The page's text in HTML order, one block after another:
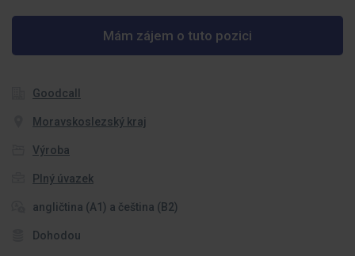
Mám zájem o tuto pozici
Goodcall
Moravskoslezský kraj
Výroba
Plný úvazek
angličtina (A1) a čeština (B2)
Dohodou